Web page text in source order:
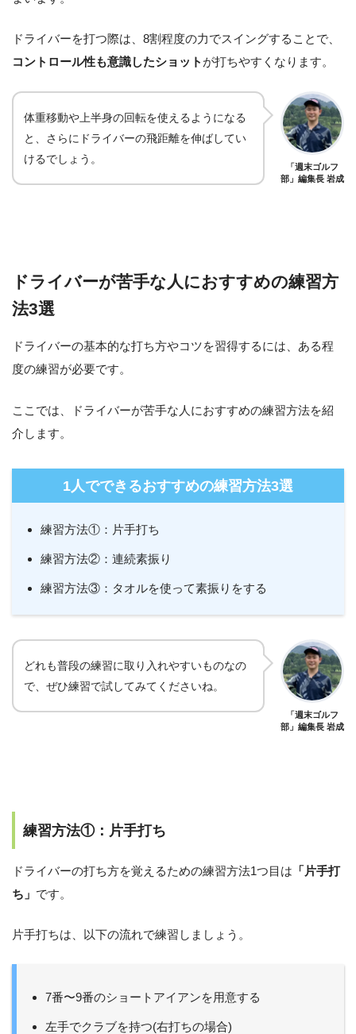
ドライバーを打つ際は、8割程度の力でスイングすることで、
コントロール性も意識したショット が打ちやすくなります。
体重移動や上半身の回転を使えるようになる
と、さらにドライバーの飛距離を伸ばしてい
けるでしょう。
「週末ゴルフ
部」編集長 岩成
ドライバーが苦手な人におすすめの練習方
法3選
ドライバーの基本的な打ち方やコツを習得するには、ある程
度の練習が必要です。
ここでは、ドライバーが苦手な人におすすめの練習方法を紹
介します。
1人でできるおすすめの練習方法3選
練習方法①：片手打ち
練習方法②：連続素振り
練習方法③：タオルを使って素振りをする
どれも普段の練習に取り入れやすいものなの
で、ぜひ練習で試してみてくださいね。
「週末ゴルフ
部」編集長 岩成
練習方法①：片手打ち
ドライバーの打ち方を覚えるための練習方法1つ目は 「片手打
ち」 です。
片手打ちは、以下の流れで練習しましょう。
7番〜9番のショートアイアンを用意する
左手でクラブを持つ(右打ちの場合)